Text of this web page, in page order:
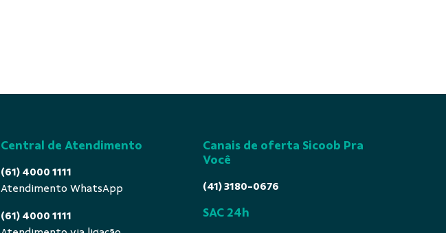
Central de Atendimento
(61) 4000 1111
Atendimento WhatsApp
(61) 4000 1111
Canais de oferta Sicoob Pra
Você
(41) 3180-0676
SAC 24h